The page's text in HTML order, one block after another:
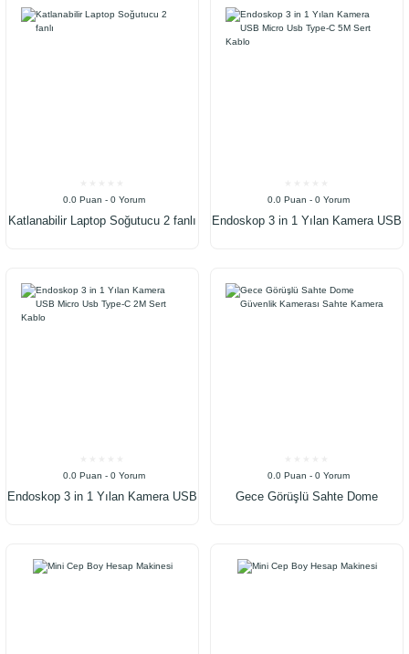
0.0 Puan - 0 Yorum
Katlanabilir Laptop Soğutucu 2 fanlı
0.0 Puan - 0 Yorum
Endoskop 3 in 1 Yılan Kamera USB
0.0 Puan - 0 Yorum
Endoskop 3 in 1 Yılan Kamera USB
0.0 Puan - 0 Yorum
Gece Görüşlü Sahte Dome